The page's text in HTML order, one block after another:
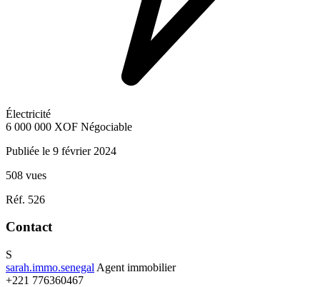
Électricité
6 000 000 XOF Négociable
Publiée le 9 février 2024
508 vues
Réf. 526
Contact
S
sarah.immo.senegal Agent immobilier
+221 776360467